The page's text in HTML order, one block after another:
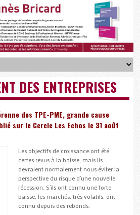
DES ENTREPRISES
des TPE-PME, grande cause
sur le Cercle Les Echos le 31 août
Les objectifs de croissance ont été
certes revus à la baisse, mais ils
devraient normalement nous éviter la
perspective du risque d’une nouvelle
récession. S’ils ont connu une forte
baisse, les marchés, très volatils, ont
connu depuis des rebonds.